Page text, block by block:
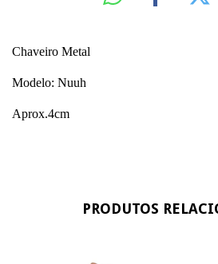
Chaveiro Metal
Modelo: Nuuh
Aprox.4cm
PRODUTOS